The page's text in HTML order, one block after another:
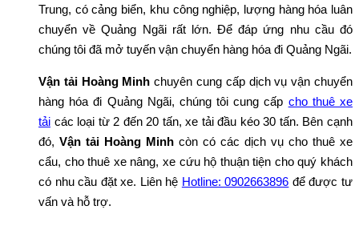
Trung, có cảng biển, khu công nghiệp, lượng hàng hóa luân
chuyển về Quảng Ngãi rất lớn. Để đáp ứng nhu cầu đó
chúng tôi đã mở tuyến vận chuyển hàng hóa đi Quảng Ngãi.
Vận tải Hoàng Minh chuyên cung cấp dịch vụ vận chuyển
hàng hóa đi Quảng Ngãi, chúng tôi cung cấp cho thuê xe
tải các loại từ 2 đến 20 tấn, xe tải đầu kéo 30 tấn. Bên cạnh
đó, Vận tải Hoàng Minh còn có các dịch vụ cho thuê xe
cẩu, cho thuê xe nâng, xe cứu hộ thuận tiện cho quý khách
có nhu cầu đặt xe. Liên hệ Hotline: 0902663896 để được tư
vấn và hỗ trợ.